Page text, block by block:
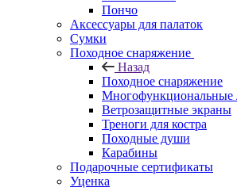
Пончо
Аксессуары для палаток
Сумки
Походное снаряжение
Назад
Походное снаряжение
Многофункциональные
Ветрозащитные экраны
Треноги для костра
Походные души
Карабины
Подарочные сертификаты
Уценка